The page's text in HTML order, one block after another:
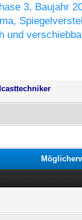
3, Baujahr
und